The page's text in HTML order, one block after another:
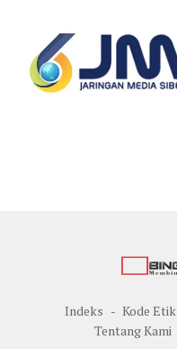
Indeks Kode Etik
Tentang Kami